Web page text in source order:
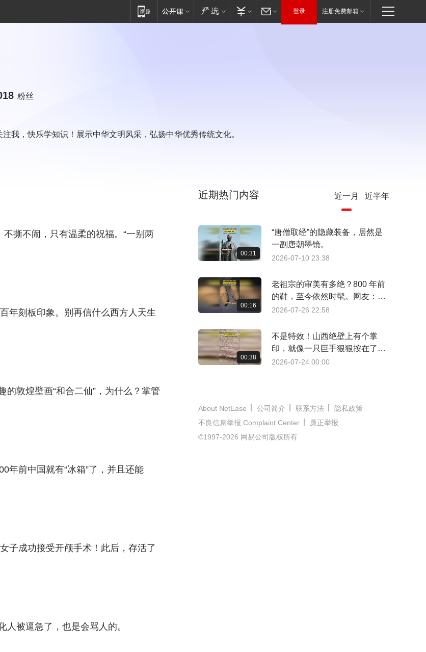
登录 注册免费邮箱
粉丝
我，快乐学知识！展示中华文明风采，弘扬中华优秀传统文化。
不撕不闹，只有温柔的祝福。“一别两
年刻板印象。别再信什么西方人天生
的敦煌壁画“和合二仙”，为什么？掌管
年前中国就有“冰箱”了，并且还能
子成功接受开颅手术！此后，存活了
被逼急了，也是会骂人的。
近期热门内容 近一月 近半年
00:31
“唐僧取经”的隐藏装备，居然是
一副唐朝墨镜。
2026-07-10 23:38
00:16
老祖宗的审美有多绝？800 年前
的鞋，至今依然时髦。网友：这
不就是我脚上的#编织鞋 ！
2026-07-26 22:58
00:38
不是特效！山西绝壁上有个掌
印，就像一只巨手狠狠按在了岩
壁上。
2026-07-24 00:00
About NetEase 公司简介 联系方法
隐私政策
不良信息举报 Complaint Center
廉正举报
©1997-2026 网易公司版权所有